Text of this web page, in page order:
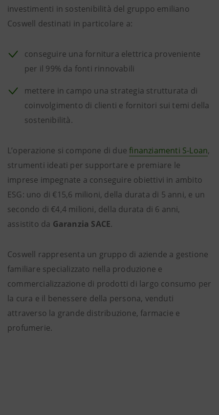
investimenti in sostenibilità del gruppo emiliano
Coswell destinati in particolare a:
conseguire una fornitura elettrica proveniente
per il 99% da fonti rinnovabili
mettere in campo una strategia strutturata di
coinvolgimento di clienti e fornitori sui temi della
sostenibilità.
L’operazione si compone di duefinanziamenti S-Loan,
strumenti ideati per supportare e premiare le
imprese impegnate a conseguire obiettivi in ambito
ESG: uno di €15,6 milioni, della durata di 5 anni, e un
secondo di €4,4 milioni, della durata di 6 anni,
assistito da Garanzia SACE.
Coswell rappresenta un gruppo di aziende a gestione
familiare specializzato nella produzione e
commercializzazione di prodotti di largo consumo per
la cura e il benessere della persona, venduti
attraverso la grande distribuzione, farmacie e
profumerie.